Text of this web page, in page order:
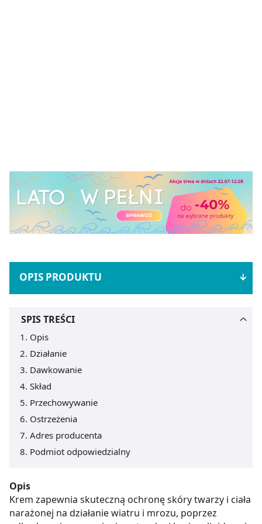
OPIS PRODUKTU
SPIS TREŚCI
Opis
Działanie
Dawkowanie
Skład
Przechowywanie
Ostrzeżenia
Adres producenta
Podmiot odpowiedzialny
Opis
Krem zapewnia skuteczną ochronę skóry twarzy i ciała
narażonej na działanie wiatru i mrozu, poprzez